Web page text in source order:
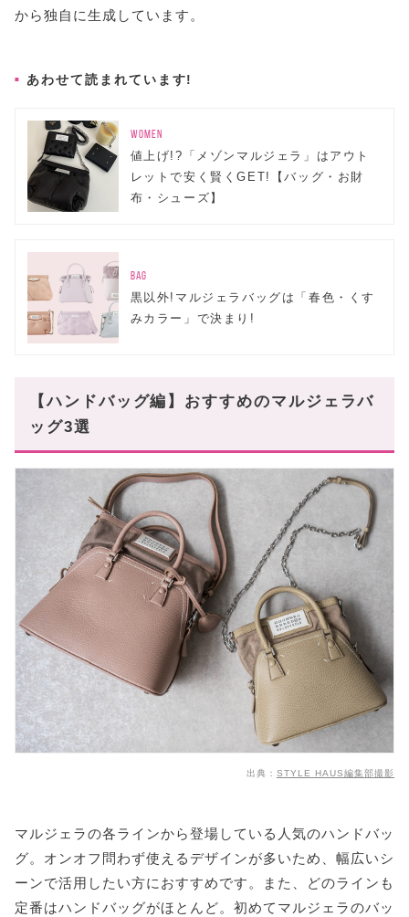
から独自に生成しています。
あわせて読まれています!
WOMEN
値上げ!?「メゾンマルジェラ」はアウト
レットで安く賢くGET!【バッグ・お財
布・シューズ】
BAG
黒以外!マルジェラバッグは「春色・くす
みカラー」で決まり!
【ハンドバッグ編】おすすめのマルジェラバ
ッグ3選
出典： STYLE HAUS編集部撮影
マルジェラの各ラインから登場している人気のハンドバッ
グ。オンオフ問わず使えるデザインが多いため、幅広いシ
ーンで活用したい方におすすめです。また、どのラインも
定番はハンドバッグがほとんど。初めてマルジェラのバッ